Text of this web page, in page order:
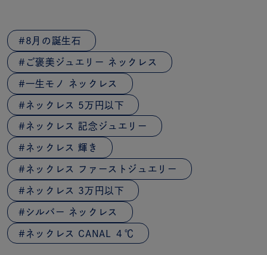
8月の誕生石
ご褒美ジュエリー ネックレス
一生モノ ネックレス
ネックレス 5万円以下
ネックレス 記念ジュエリー
ネックレス 輝き
ネックレス ファーストジュエリー
ネックレス 3万円以下
シルバー ネックレス
ネックレス CANAL ４℃